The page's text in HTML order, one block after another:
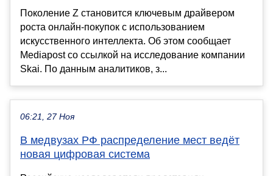
Поколение Z становится ключевым драйвером
роста онлайн-покупок с использованием
искусственного интеллекта. Об этом сообщает
Mediapost со ссылкой на исследование компании
Skai. По данным аналитиков, з...
06:21, 27 Ноя
В медвузах РФ распределение мест ведёт
новая цифровая система